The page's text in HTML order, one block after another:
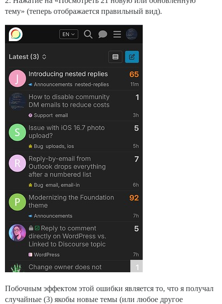
тему» (теперь отображается правильный вид).
Побочным эффектом этой ошибки является то, что я получал
случайные (3) якобы новые темы (или любое другое